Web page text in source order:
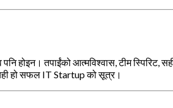
होइन। तपाईंको आत्मविश्वास, टीम स्पिरिट,
हो सफल IT Startup को सूत्र।